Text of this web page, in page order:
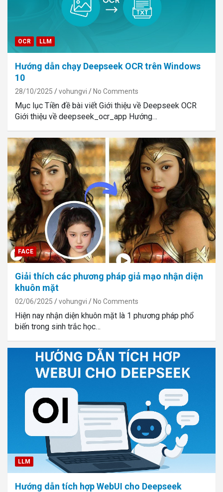
OCR LLM
Hướng dẫn chạy Deepseek OCR trên Windows
10
28/10/2025 vohungvi No Comments
Mục lục Tiền đề bài viết Giới thiệu về Deepseek OCR
Giới thiệu về deepseek_ocr_app Hướng…
FACE
Giải thích các phương pháp giả mạo nhận diện
khuôn mặt
02/06/2025 vohungvi No Comments
Hiện nay nhận diện khuôn mặt là 1 phương pháp phổ
biến trong sinh trắc học…
LLM
Hướng dẫn tích hợp WebUI cho Deepseek